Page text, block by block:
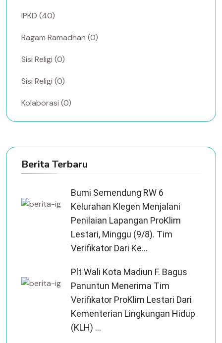
IPKD (40)
Ragam Ramadhan (0)
Sisi Religi (0)
Sisi Religi (0)
Kolaborasi (0)
Berita Terbaru
Bumi Semendung RW 6
Kelurahan Klegen Menjalani
Penilaian Lapangan ProKlim
Lestari, Minggu (9/8). Tim
Verifikator Dari Ke...
Plt Wali Kota Madiun F. Bagus
Panuntun Menerima Tim
Verifikator ProKlim Lestari Dari
Kementerian Lingkungan Hidup
(KLH) ...